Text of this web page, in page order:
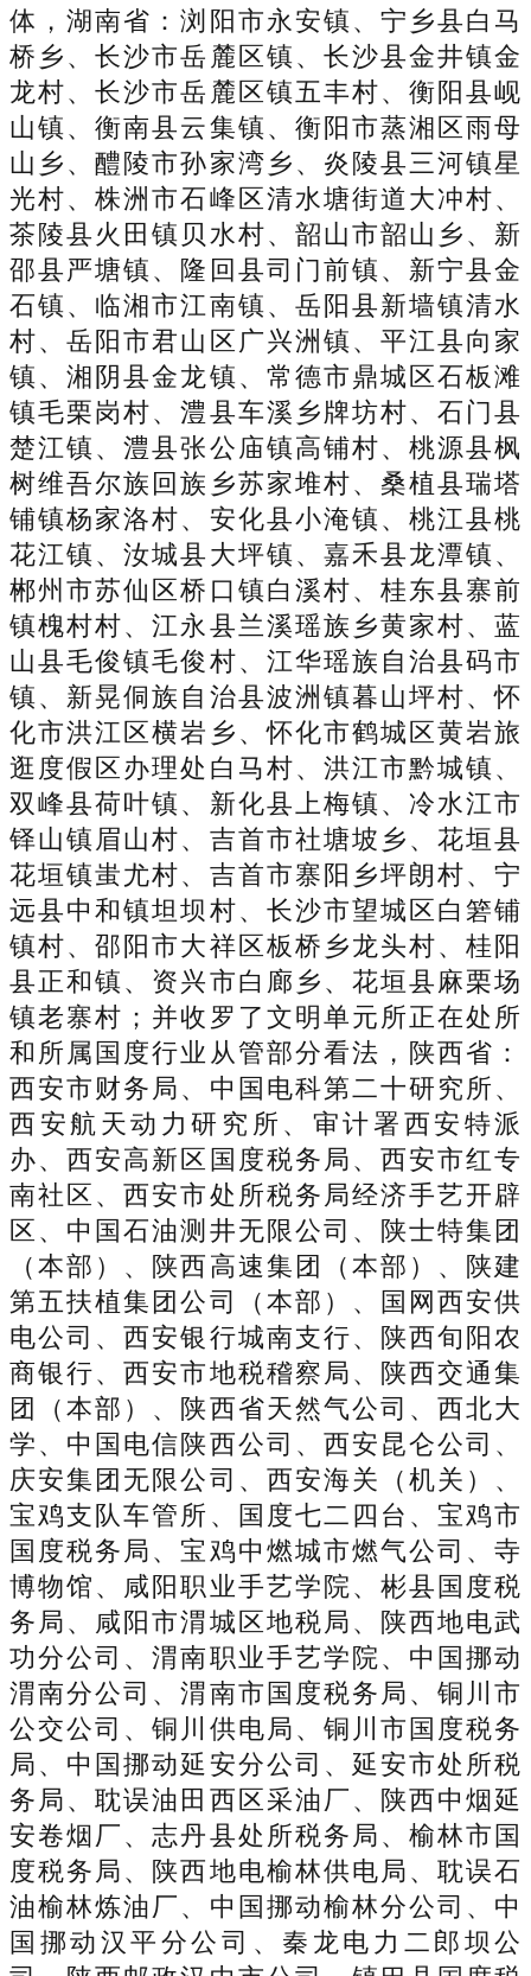
体，湖南省：浏阳市永安镇、宁乡县白马
桥乡、长沙市岳麓区镇、长沙县金井镇金
龙村、长沙市岳麓区镇五丰村、衡阳县岘
山镇、衡南县云集镇、衡阳市蒸湘区雨母
山乡、醴陵市孙家湾乡、炎陵县三河镇星
光村、株洲市石峰区清水塘街道大冲村、
茶陵县火田镇贝水村、韶山市韶山乡、新
邵县严塘镇、隆回县司门前镇、新宁县金
石镇、临湘市江南镇、岳阳县新墙镇清水
村、岳阳市君山区广兴洲镇、平江县向家
镇、湘阴县金龙镇、常德市鼎城区石板滩
镇毛栗岗村、澧县车溪乡牌坊村、石门县
楚江镇、澧县张公庙镇高铺村、桃源县枫
树维吾尔族回族乡苏家堆村、桑植县瑞塔
铺镇杨家洛村、安化县小淹镇、桃江县桃
花江镇、汝城县大坪镇、嘉禾县龙潭镇、
郴州市苏仙区桥口镇白溪村、桂东县寨前
镇槐村村、江永县兰溪瑶族乡黄家村、蓝
山县毛俊镇毛俊村、江华瑶族自治县码市
镇、新晃侗族自治县波洲镇暮山坪村、怀
化市洪江区横岩乡、怀化市鹤城区黄岩旅
逛度假区办理处白马村、洪江市黔城镇、
双峰县荷叶镇、新化县上梅镇、冷水江市
铎山镇眉山村、吉首市社塘坡乡、花垣县
花垣镇蚩尤村、吉首市寨阳乡坪朗村、宁
远县中和镇坦坝村、长沙市望城区白箬铺
镇村、邵阳市大祥区板桥乡龙头村、桂阳
县正和镇、资兴市白廊乡、花垣县麻栗场
镇老寨村；并收罗了文明单元所正在处所
和所属国度行业从管部分看法，陕西省：
西安市财务局、中国电科第二十研究所、
西安航天动力研究所、审计署西安特派
办、西安高新区国度税务局、西安市红专
南社区、西安市处所税务局经济手艺开辟
区、中国石油测井无限公司、陕士特集团
（本部）、陕西高速集团（本部）、陕建
第五扶植集团公司（本部）、国网西安供
电公司、西安银行城南支行、陕西旬阳农
商银行、西安市地税稽察局、陕西交通集
团（本部）、陕西省天然气公司、西北大
学、中国电信陕西公司、西安昆仑公司、
庆安集团无限公司、西安海关（机关）、
宝鸡支队车管所、国度七二四台、宝鸡市
国度税务局、宝鸡中燃城市燃气公司、寺
博物馆、咸阳职业手艺学院、彬县国度税
务局、咸阳市渭城区地税局、陕西地电武
功分公司、渭南职业手艺学院、中国挪动
渭南分公司、渭南市国度税务局、铜川市
公交公司、铜川供电局、铜川市国度税务
局、中国挪动延安分公司、延安市处所税
务局、耽误油田西区采油厂、陕西中烟延
安卷烟厂、志丹县处所税务局、榆林市国
度税务局、陕西地电榆林供电局、耽误石
油榆林炼油厂、中国挪动榆林分公司、中
国挪动汉平分公司、秦龙电力二郎坝公